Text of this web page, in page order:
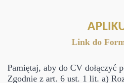
Link do
Pamiętaj, aby do CV dołączyć
Zgodnie z art. 6 ust. 1 lit. a)